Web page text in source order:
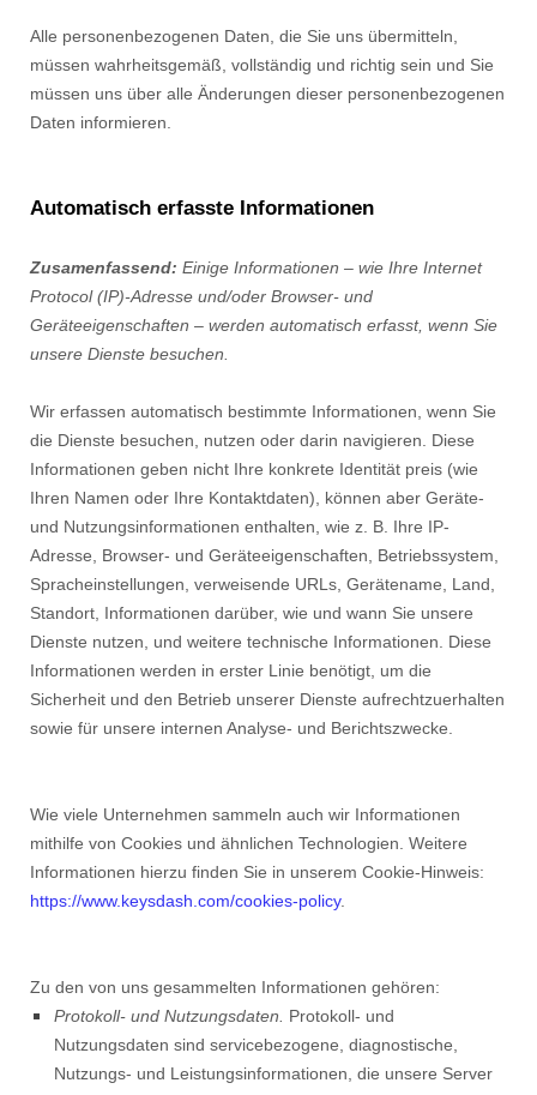
Alle personenbezogenen Daten, die Sie uns übermitteln,
müssen wahrheitsgemäß, vollständig und richtig sein und Sie
müssen uns über alle Änderungen dieser personenbezogenen
Daten informieren.
Automatisch erfasste Informationen
Zusamenfassend: Einige Informationen – wie Ihre Internet
Protocol (IP)-Adresse und/oder Browser- und
Geräteeigenschaften – werden automatisch erfasst, wenn Sie
unsere Dienste besuchen.
Wir erfassen automatisch bestimmte Informationen, wenn Sie
die Dienste besuchen, nutzen oder darin navigieren. Diese
Informationen geben nicht Ihre konkrete Identität preis (wie
Ihren Namen oder Ihre Kontaktdaten), können aber Geräte-
und Nutzungsinformationen enthalten, wie z. B. Ihre IP-
Adresse, Browser- und Geräteeigenschaften, Betriebssystem,
Spracheinstellungen, verweisende URLs, Gerätename, Land,
Standort, Informationen darüber, wie und wann Sie unsere
Dienste nutzen, und weitere technische Informationen. Diese
Informationen werden in erster Linie benötigt, um die
Sicherheit und den Betrieb unserer Dienste aufrechtzuerhalten
sowie für unsere internen Analyse- und Berichtszwecke.
Wie viele Unternehmen sammeln auch wir Informationen
mithilfe von Cookies und ähnlichen Technologien. Weitere
Informationen hierzu finden Sie in unserem Cookie-Hinweis:
https://www.keysdash.com/cookies-policy.
Zu den von uns gesammelten Informationen gehören:
Protokoll- und Nutzungsdaten. Protokoll- und
Nutzungsdaten sind servicebezogene, diagnostische,
Nutzungs- und Leistungsinformationen, die unsere Server